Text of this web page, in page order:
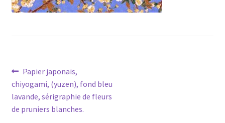
Navigation
de
l’article
Article
précédent :
Papier japonais,
chiyogami, (yuzen), fond bleu
lavande, sérigraphie de fleurs
de pruniers blanches.